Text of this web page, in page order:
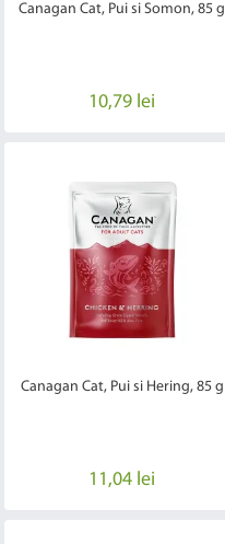
Canagan Cat, Pui si Somon, 85 g
10,79 lei
Canagan Cat, Pui si Hering, 85 g
11,04 lei